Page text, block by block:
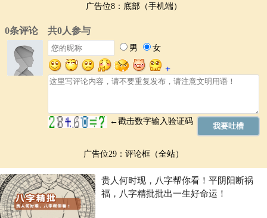
广告位8：底部（手机端）
广告位29：评论框（全站）
贵人何时现，八字帮你看！平阴阳断祸
福，八字精批批出一生好命运！